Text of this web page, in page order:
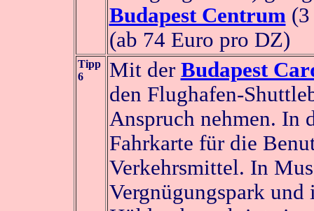
Budapest Centrum
(ab 74 Euro pro DZ)
Tipp
6
Mit der Budapest
den Flughafen-
Anspruch nehmen. In
Fahrkarte für die
Verkehrsmittel. In
Vergnügungspark und